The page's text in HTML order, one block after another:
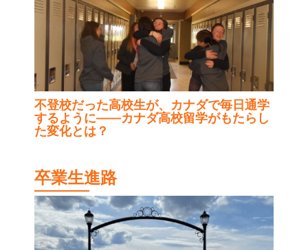
不登校だった高校生が、カナダで毎日通学
するように——カナダ高校留学がもたらし
た変化とは？
卒業生進路